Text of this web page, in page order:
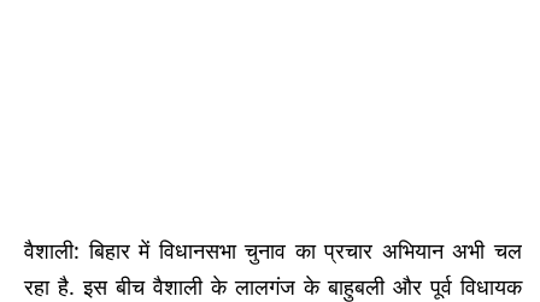
वैशाली: बिहार में विधानसभा चुनाव का प्रचार अभियान अभी चल
रहा है. इस बीच वैशाली के लालगंज के बाहुबली और पूर्व विधायक